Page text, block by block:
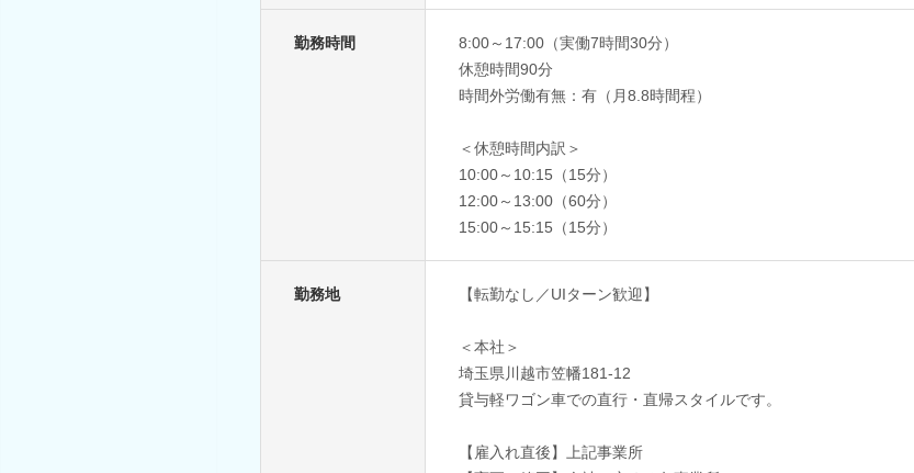
勤務時間
8:00～17:00（実働7時間30分）
休憩時間90分
時間外労働有無：有（月8.8時間程）
＜休憩時間内訳＞
10:00～10:15（15分）
12:00～13:00（60分）
15:00～15:15（15分）
勤務地 【転勤なし／UIターン歓迎】
＜本社＞
埼玉県川越市笠幡181‐12
貸与軽ワゴン車での直行・直帰スタイルです。
【雇入れ直後】上記事業所